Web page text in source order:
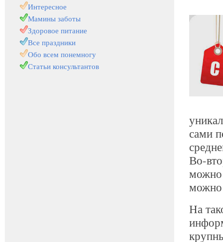
сами
Во-
можно
можно
На
Интересное
Мамины заботы
Здоровое питание
Все праздники
Обо всем понемногу
Статьи консультантов